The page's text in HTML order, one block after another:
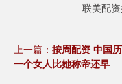
联美配
上一篇： 按周配资 中国
一个女人比她称帝还早